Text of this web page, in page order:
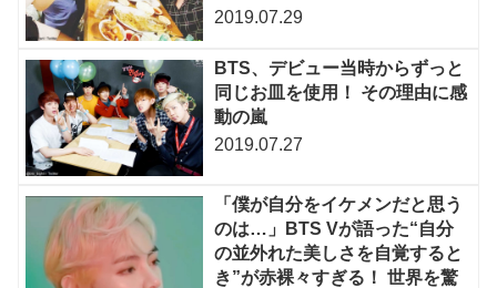
2019.07.29
BTS、デビュー当時からずっと
同じお皿を使用！ その理由に感
動の嵐
2019.07.27
「僕が自分をイケメンだと思う
のは…」BTS Vが語った“自分
の並外れた美しさを自覚すると
き”が赤裸々すぎる！ 世界を驚